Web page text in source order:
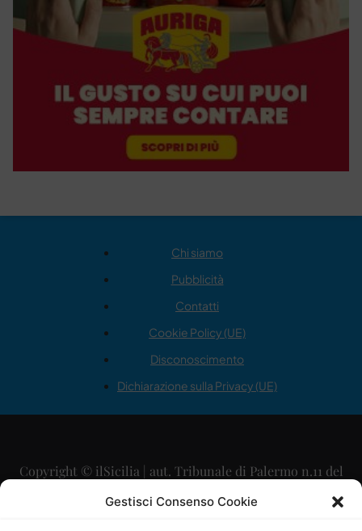
Gestisci Consenso Cookie
Chi siamo
Pubblicità
Contatti
Cookie Policy (UE)
Disconoscimento
Dichiarazione sulla Privacy (UE)
Copyright © ilSicilia | aut. Tribunale di Palermo n.11 del
29/09/2015